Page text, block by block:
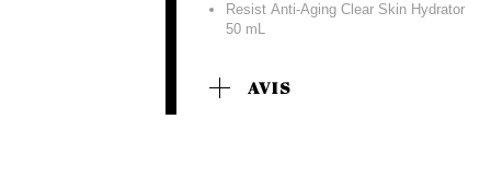
Resist Anti-Aging Clear Skin Hydrator
50 mL
AVIS